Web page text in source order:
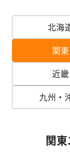
製
一
塗
方
北海
関東
近畿
九州・
関